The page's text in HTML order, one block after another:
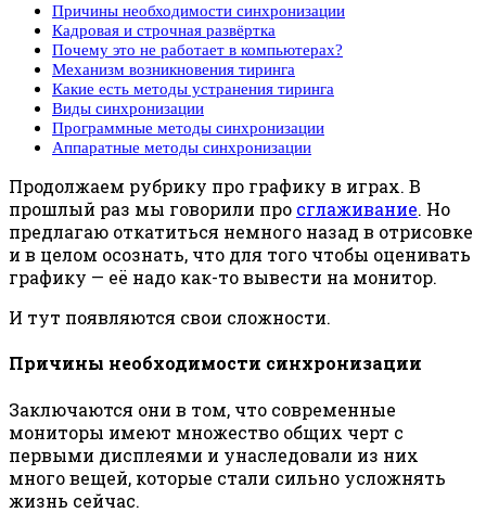
Причины необходимости синхронизации
Кадровая и строчная развёртка
Почему это не работает в компьютерах?
Механизм возникновения тиринга
Какие есть методы устранения тиринга
Виды синхронизации
Программные методы синхронизации
Аппаратные методы синхронизации
Продолжаем рубрику про графику в играх. В
прошлый раз мы говорили про сглаживание. Но
предлагаю откатиться немного назад в отрисовке
и в целом осознать, что для того чтобы оценивать
графику — её надо как-то вывести на монитор.
И тут появляются свои сложности.
Причины необходимости синхронизации
Заключаются они в том, что современные
мониторы имеют множество общих черт с
первыми дисплеями и унаследовали из них
много вещей, которые стали сильно усложнять
жизнь сейчас.